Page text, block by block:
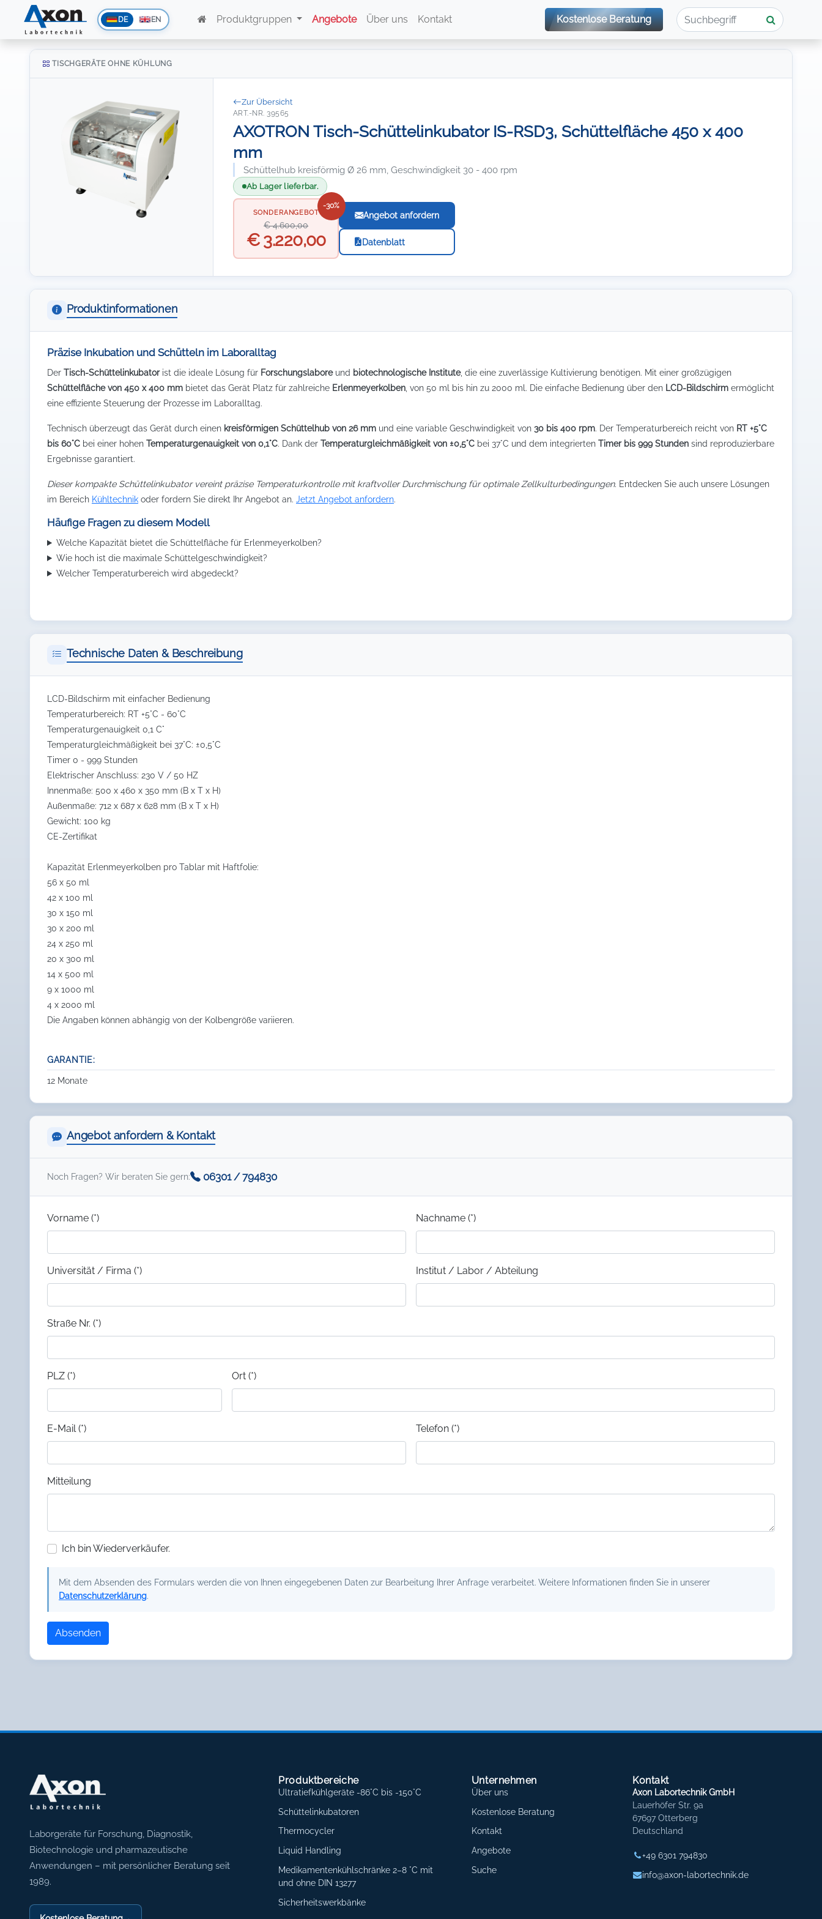
DE EN Produktgruppen Angebote Über uns Kontakt Kostenlose Beratung
TISCHGERÄTE OHNE KÜHLUNG
Zur Übersicht
ART.-NR. 39565
AXOTRON Tisch-Schüttelinkubator IS-RSD3, Schüttelfläche 450 x 400
mm
Schüttelhub kreisförmig Ø 26 mm, Geschwindigkeit 30 - 400 rpm
Ab Lager lieferbar.
-30%
SONDERANGEBOT
€ 4.600,00
€ 3.220,00
Angebot anfordern
Datenblatt
Produktinformationen
Präzise Inkubation und Schütteln im Laboralltag
Der Tisch-Schüttelinkubatorist die ideale Lösung für Forschungslaboreund biotechnologische Institute, die eine zuverlässige Kultivierung benötigen. Mit einer großzügigen
Schüttelfläche von 450 x 400 mm bietet das Gerät Platz für zahlreiche Erlenmeyerkolben , von 50 ml bis hin zu 2000 ml. Die einfache Bedienung über den LCD-Bildschirm ermöglicht
eine effiziente Steuerung der Prozesse im Laboralltag.
Technisch überzeugt das Gerät durch einen kreisförmigen Schüttelhub von 26 mm und eine variable Geschwindigkeit von 30 bis 400 rpm. Der Temperaturbereich reicht von RT +5°C
bis 60°C bei einer hohen Temperaturgenauigkeit von 0,1°C. Dank der Temperaturgleichmäßigkeit von ±0,5°C bei 37°C und dem integrierten Timer bis 999 Stunden sind reproduzierbare
Ergebnisse garantiert.
Dieser kompakte Schüttelinkubator vereint präzise Temperaturkontrolle mit kraftvoller Durchmischung für optimale Zellkulturbedingungen. Entdecken Sie auch unsere Lösungen
im Bereich Kühltechnik oder fordern Sie direkt Ihr Angebot an. Jetzt Angebot anfordern.
Häufige Fragen zu diesem Modell
Welche Kapazität bietet die Schüttelfläche für Erlenmeyerkolben?
Wie hoch ist die maximale Schüttelgeschwindigkeit?
Welcher Temperaturbereich wird abgedeckt?
Technische Daten & Beschreibung
LCD-Bildschirm mit einfacher Bedienung
Temperaturbereich: RT +5°C - 60°C
Temperaturgenauigkeit 0,1 C°
Temperaturgleichmäßigkeit bei 37°C: ±0,5°C
Timer 0 - 999 Stunden
Elektrischer Anschluss: 230 V / 50 HZ
Innenmaße: 500 x 460 x 350 mm (B x T x H)
Außenmaße: 712 x 687 x 628 mm (B x T x H)
Gewicht: 100 kg
CE-Zertifikat
Kapazität Erlenmeyerkolben pro Tablar mit Haftfolie:
56 x 50 ml
42 x 100 ml
30 x 150 ml
30 x 200 ml
24 x 250 ml
20 x 300 ml
14 x 500 ml
9 x 1000 ml
4 x 2000 ml
Die Angaben können abhängig von der Kolbengröße variieren.
GARANTIE:
12 Monate
Angebot anfordern & Kontakt
Noch Fragen? Wir beraten Sie gern: 06301 / 794830
Vorname (*) Nachname (*)
Universität / Firma (*) Institut / Labor / Abteilung
Straße Nr. (*)
PLZ (*) Ort (*)
E-Mail (*) Telefon (*)
Mitteilung
Ich bin Wiederverkäufer.
Mit dem Absenden des Formulars werden die von Ihnen eingegebenen Daten zur Bearbeitung Ihrer Anfrage verarbeitet. Weitere Informationen finden Sie in unserer
Datenschutzerklärung.
Absenden
Axon Labortechnik
Laborgeräte für Forschung, Diagnostik,
Biotechnologie und pharmazeutische
Anwendungen – mit persönlicher Beratung seit
1989.
Produktbereiche
Ultratiefkühlgeräte -86°C bis -150°C
Schüttelinkubatoren
Thermocycler
Liquid Handling
Medikamentenkühlschränke 2–8 °C mit
und ohne DIN 13277
Sicherheitswerkbänke
Unternehmen
Über uns
Kostenlose Beratung
Kontakt
Angebote
Suche
Kontakt
Axon Labortechnik GmbH
Lauerhöfer Str. 9a
67697 Otterberg
Deutschland
+49 6301 794830
info@axon-labortechnik.de